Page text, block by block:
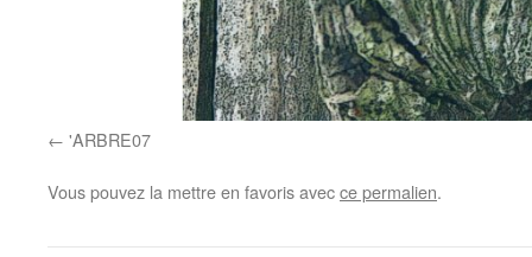
'ARBRE07
Vous pouvez la mettre en favoris avecce permalien.